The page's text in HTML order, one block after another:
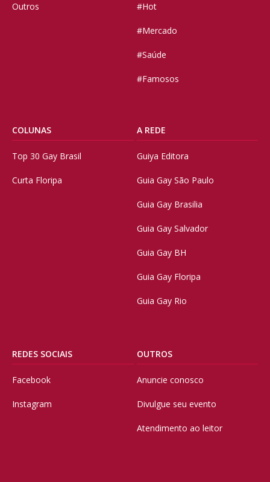
Outros #Hot
#Mercado
#Saúde
#Famosos
COLUNAS
Top 30 Gay Brasil
Curta Floripa
A REDE
Guiya Editora
Guia Gay São Paulo
Guia Gay Brasilia
Guia Gay Salvador
Guia Gay BH
Guia Gay Floripa
Guia Gay Rio
REDES SOCIAIS
Facebook
Instagram
OUTROS
Anuncie conosco
Divulgue seu evento
Atendimento ao leitor